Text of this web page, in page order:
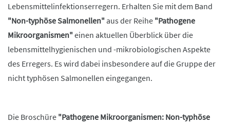
Lebensmittelinfektionserregern. Erhalten Sie mit dem Band
"Non-typhöse Salmonellen" aus der Reihe "Pathogene
Mikroorganismen"einen aktuellen Überblick über die
lebensmittelhygienischen und -mikrobiologischen Aspekte
des Erregers. Es wird dabei insbesondere auf die Gruppe der
nicht typhösen Salmonellen eingegangen.
Die Broschüre "Pathogene Mikroorganismen: Non-typhöse